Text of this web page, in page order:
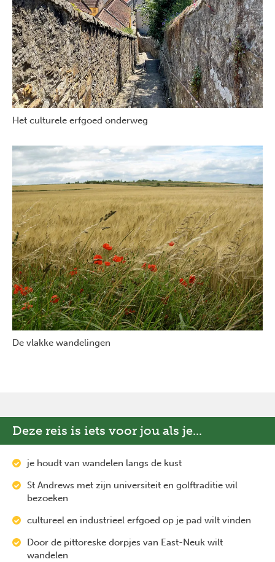
Het culturele erfgoed onderweg
De vlakke wandelingen
Deze reis is iets voor jou als je...
je houdt van wandelen langs de kust
St Andrews met zijn universiteit en golftraditie wil
bezoeken
cultureel en industrieel erfgoed op je pad wilt vinden
Door de pittoreske dorpjes van East-Neuk wilt
wandelen